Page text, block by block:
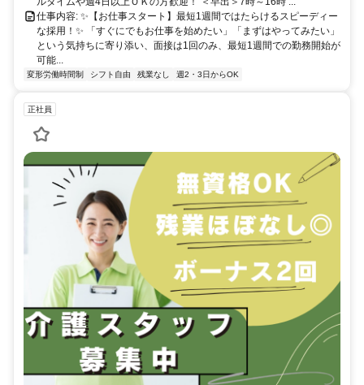
給（上限20,000円／月）
仕事内容: ✨【お仕事スタート】最短1週間ではたらけるスピーディー
な採用！✨ 「すぐにでもお仕事を始めたい」「まずはやってみたい」
という気持ちに寄り添い、面接は1回のみ、最短1週間での勤務開始が
可能...
変形労働時間制 シフト自由 残業なし 週2・3日からOK
正社員